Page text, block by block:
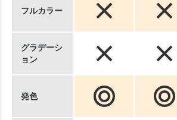
フルカラー
グラデーシ
ョン
発色